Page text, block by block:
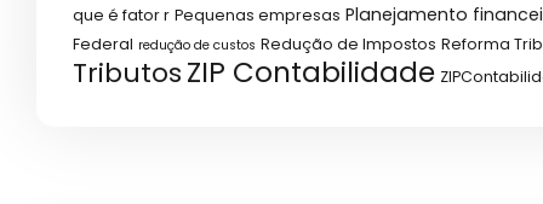
que é fator r Pequenas empresas Planejamento
Federal redução de custos Redução de Impostos Reforma
TributosZIP Contabilidade